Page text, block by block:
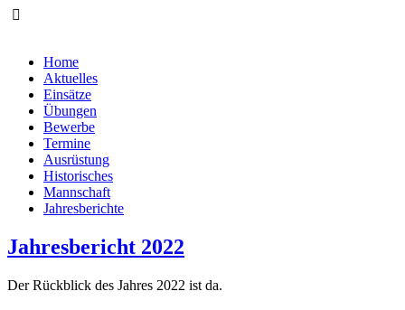
Home
Aktuelles
Einsätze
Übungen
Bewerbe
Termine
Ausrüstung
Historisches
Mannschaft
Jahresberichte
Jahresbericht 2022
Der Rückblick des Jahres 2022 ist da.